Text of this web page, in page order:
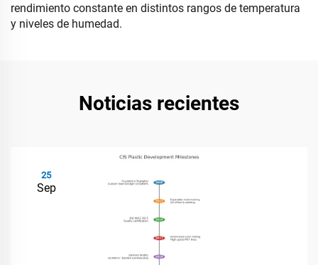
rendimiento constante en distintos rangos de temperatura
y niveles de humedad.
Noticias recientes
25
Sep